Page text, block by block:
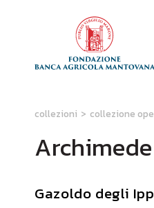
collezioni > collezione
Gazoldo degli